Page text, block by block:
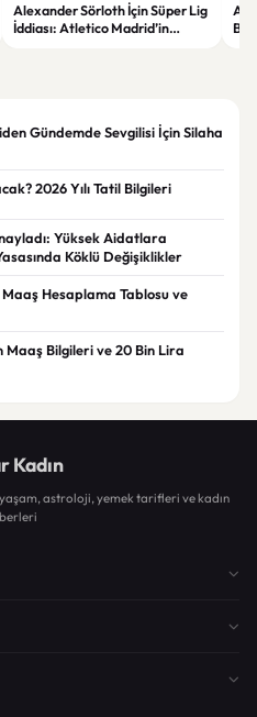
Alexander Sörloth İçin Süper Lig
İddiası: Atletico Madrid’in
Gündemde Sevgilisi İçin Silaha
2026 Yılı Tatil Bilgileri
Yüksek Aidatlara
Köklü Değişiklikler
Hesaplama Tablosu ve
Maaş Bilgileri ve 20 Bin Lira
Kadın
astroloji, yemek tarifleri ve kadın